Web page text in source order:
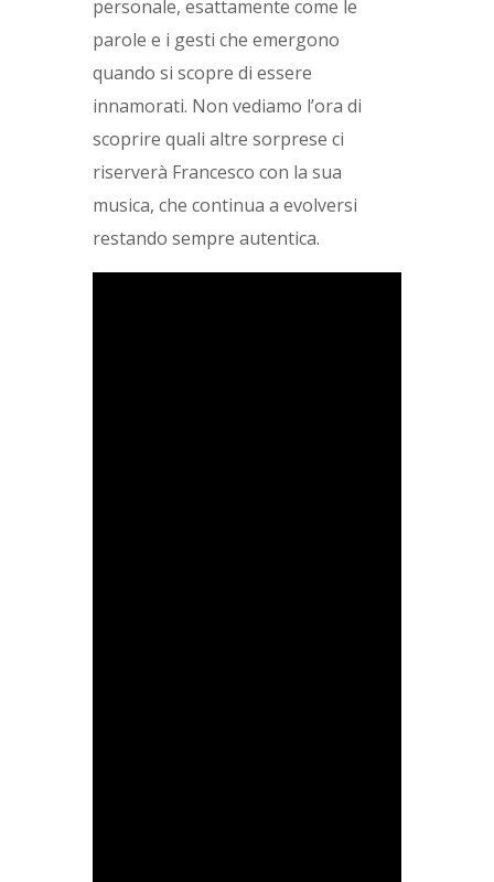
personale, esattamente come le
parole e i gesti che emergono
quando si scopre di essere
innamorati. Non vediamo l’ora di
scoprire quali altre sorprese ci
riserverà Francesco con la sua
musica, che continua a evolversi
restando sempre autentica.